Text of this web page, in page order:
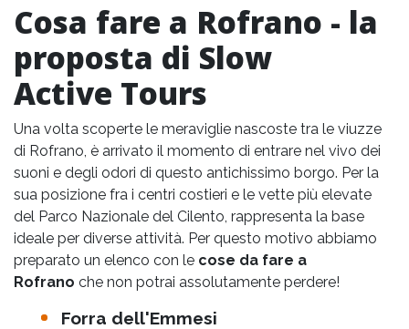
Cosa fare a Rofrano - la
proposta di Slow
Active Tours
Una volta scoperte le meraviglie nascoste tra le viuzze
di Rofrano, è arrivato il momento di entrare nel vivo dei
suoni e degli odori di questo antichissimo borgo. Per la
sua posizione fra i centri costieri e le vette più elevate
del Parco Nazionale del Cilento, rappresenta la base
ideale per diverse attività. Per questo motivo abbiamo
preparato un elenco con le cose da fare a
Rofrano che non potrai assolutamente perdere!
Forra dell'Emmesi